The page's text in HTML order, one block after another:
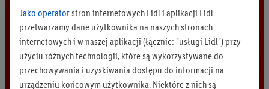
Jako operatorstron internetowych Lidl i aplikacji Lidl
przetwarzamy dane użytkownika na naszych stronach
internetowych i w naszej aplikacji (łącznie: "usługi Lidl") przy
użyciu różnych technologii, które są wykorzystywane do
przechowywania i uzyskiwania dostępu do informacji na
urządzeniu końcowym użytkownika. Niektóre z nich są